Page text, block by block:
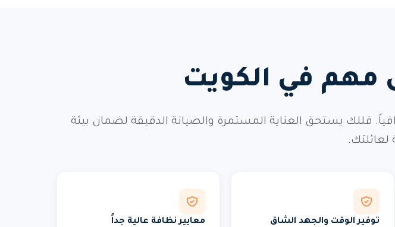
مهم في الكويت
فللك يستحق العناية المستمرة والصيانة الدقيقة لضمان بيئة
توفير الوقت والجهد الشاق معايير نظافة عالية جداً